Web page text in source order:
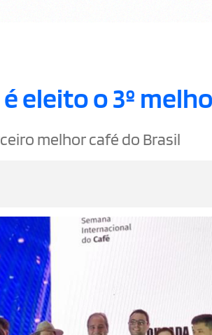
eleito o 3º
melhor café do Brasil